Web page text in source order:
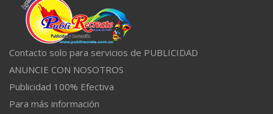
Contacto solo para servicios de PUBLICIDAD
ANUNCIE CON NOSOTROS
Publicidad 100% Efectiva
Para más información